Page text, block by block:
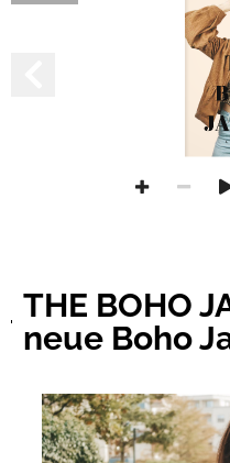
THE BOHO
neue Boho